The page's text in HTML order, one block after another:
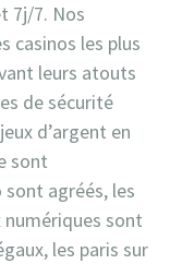
7j/7. Nos
casinos les plus
leurs atouts
de sécurité
d’argent en
sont
agréés, les
numériques sont
les paris sur